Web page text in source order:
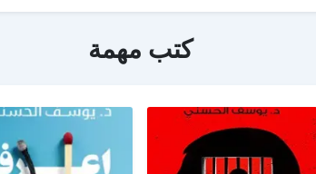
كتب مهمة